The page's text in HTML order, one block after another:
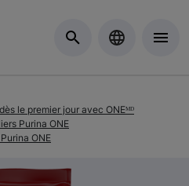
le premier jour avec ONEᴹᴰ
Purina ONE
ONE